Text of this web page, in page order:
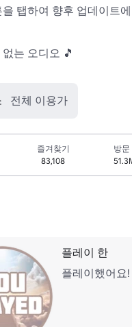
을 탭하여 향후 업데이트
는 오디오 🎵
전체 이용가
즐겨찾기
83,108
방문
플레이 한
플레이했어요!